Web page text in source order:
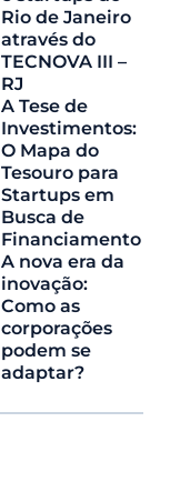
Rio de Janeiro
através do
TECNOVA III –
RJ
A Tese de
Investimentos:
O Mapa do
Tesouro para
Startups em
Busca de
Financiamento
A nova era da
inovação:
Como as
corporações
podem se
adaptar?